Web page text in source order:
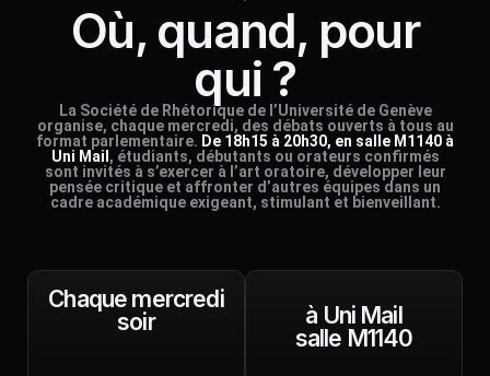
Où, quand, pour
qui ?
La Société de Rhétorique de l’Université de Genève
organise, chaque mercredi, des débats ouverts à tous au
format parlementaire. De 18h15 à 20h30, en salle M1140 à
Uni Mail , étudiants, débutants ou orateurs confirmés
sont invités à s’exercer à l’art oratoire, développer leur
pensée critique et affronter d’autres équipes dans un
cadre académique exigeant, stimulant et bienveillant.
Chaque mercredi
soir
à Uni Mail
salle M1140